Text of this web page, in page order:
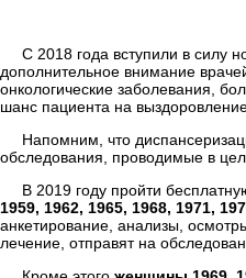
С 2018 года вступили в силу
дополнительное внимание
онкологические заболевания,
шанс пациента на
Напомним, что
обследования, проводимые в
В 2019 году пройти
1959, 1962, 1965, 1968, 1971,
анкетирование, анализы,
лечение, отправят на